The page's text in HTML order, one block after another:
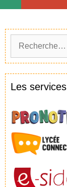
Rechercher :
Les